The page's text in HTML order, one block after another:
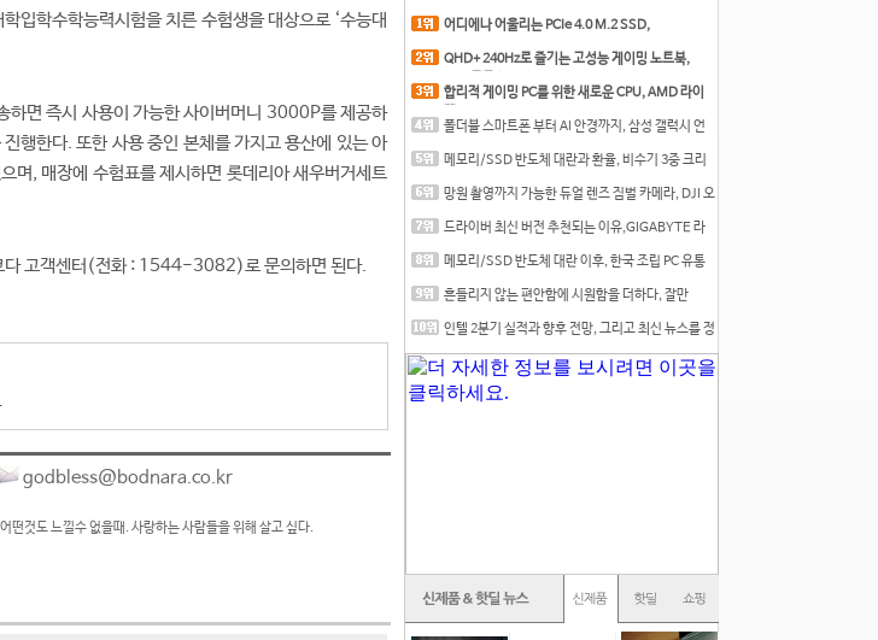
학수학능력시험을 치른 수험생을 대상으로 ‘수능대
하면 즉시 사용이 가능한 사이버머니 3000P를 제공하
행한다. 또한 사용 중인 본체를 가지고 용산에 있는 아
며, 매장에 수험표를 제시하면 롯데리아 새우버거세트
다 고객센터(전화 : 1544-3082)로 문의하면 된다.
godbless@bodnara.co.kr
떤것도 느낄수 없을때. 사랑하는 사람들을 위해 살고 싶다.
어디에나 어울리는 PCIe 4.0 M.2 SSD,
QHD+ 240Hz로 즐기는 고성능 게이밍 노트북,
합리적 게이밍 PC를 위한 새로운 CPU, AMD 라이
폴더블 스마트폰 부터 AI 안경까지, 삼성 갤럭시 언
메모리/SSD 반도체 대란과 환율, 비수기 3중 크리
망원 촬영까지 가능한 듀얼 렌즈 짐벌 카메라, DJI 오
드라이버 최신 버전 추천되는 이유,GIGABYTE 라
메모리/SSD 반도체 대란 이후, 한국 조립 PC 유통
흔들리지 않는 편안함에 시원함을 더하다, 잘만
인텔 2분기 실적과 향후 전망, 그리고 최신 뉴스를 정